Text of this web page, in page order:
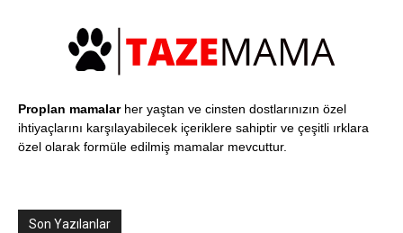
Proplan mamalarher yaştan ve cinsten dostlarınızın özel
ihtiyaçlarını karşılayabilecek içeriklere sahiptir ve çeşitli ırklara
özel olarak formüle edilmiş mamalar mevcuttur.
Son Yazılanlar